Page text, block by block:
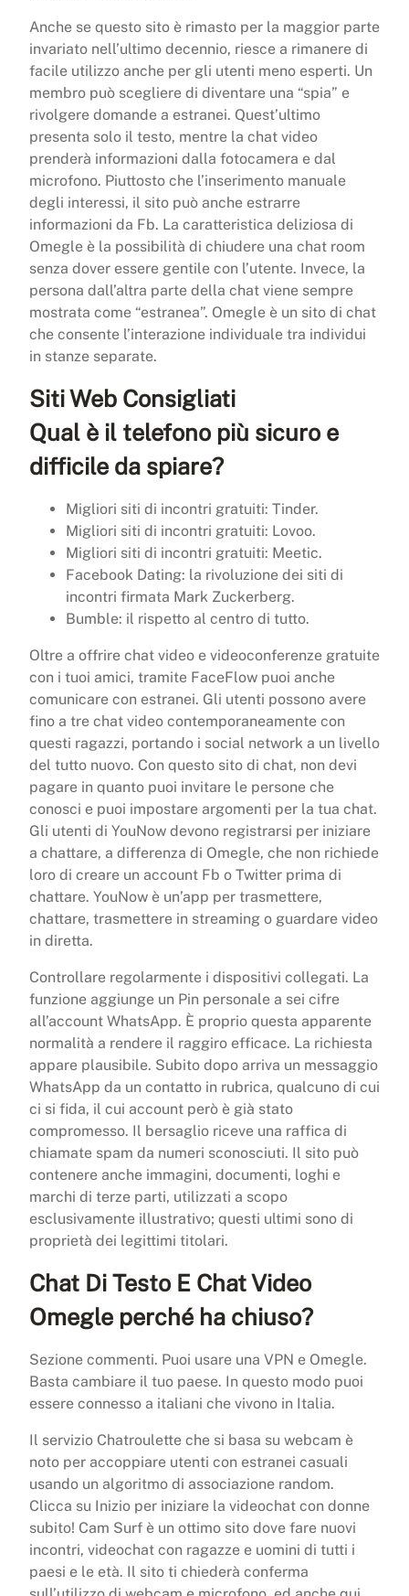
Anche se questo sito è rimasto per la maggior parte
invariato nell’ultimo decennio, riesce a rimanere di
facile utilizzo anche per gli utenti meno esperti. Un
membro può scegliere di diventare una “spia” e
rivolgere domande a estranei. Quest’ultimo
presenta solo il testo, mentre la chat video
prenderà informazioni dalla fotocamera e dal
microfono. Piuttosto che l’inserimento manuale
degli interessi, il sito può anche estrarre
informazioni da Fb. La caratteristica deliziosa di
Omegle è la possibilità di chiudere una chat room
senza dover essere gentile con l’utente. Invece, la
persona dall’altra parte della chat viene sempre
mostrata come “estranea”. Omegle è un sito di chat
che consente l’interazione individuale tra individui
in stanze separate.
Siti Web Consigliati
Qual è il telefono più sicuro e
difficile da spiare?
Migliori siti di incontri gratuiti: Tinder.
Migliori siti di incontri gratuiti: Lovoo.
Migliori siti di incontri gratuiti: Meetic.
Facebook Dating: la rivoluzione dei siti di
incontri firmata Mark Zuckerberg.
Bumble: il rispetto al centro di tutto.
Oltre a offrire chat video e videoconferenze gratuite
con i tuoi amici, tramite FaceFlow puoi anche
comunicare con estranei. Gli utenti possono avere
fino a tre chat video contemporaneamente con
questi ragazzi, portando i social network a un livello
del tutto nuovo. Con questo sito di chat, non devi
pagare in quanto puoi invitare le persone che
conosci e puoi impostare argomenti per la tua chat.
Gli utenti di YouNow devono registrarsi per iniziare
a chattare, a differenza di Omegle, che non richiede
loro di creare un account Fb o Twitter prima di
chattare. YouNow è un’app per trasmettere,
chattare, trasmettere in streaming o guardare video
in diretta.
Controllare regolarmente i dispositivi collegati. La
funzione aggiunge un Pin personale a sei cifre
all’account WhatsApp. È proprio questa apparente
normalità a rendere il raggiro efficace. La richiesta
appare plausibile. Subito dopo arriva un messaggio
WhatsApp da un contatto in rubrica, qualcuno di cui
ci si fida, il cui account però è già stato
compromesso. Il bersaglio riceve una raffica di
chiamate spam da numeri sconosciuti. Il sito può
contenere anche immagini, documenti, loghi e
marchi di terze parti, utilizzati a scopo
esclusivamente illustrativo; questi ultimi sono di
proprietà dei legittimi titolari.
Chat Di Testo E Chat Video
Omegle perché ha chiuso?
Sezione commenti. Puoi usare una VPN e Omegle.
Basta cambiare il tuo paese. In questo modo puoi
essere connesso a italiani che vivono in Italia.
Il servizio Chatroulette che si basa su webcam è
noto per accoppiare utenti con estranei casuali
usando un algoritmo di associazione random.
Clicca su Inizio per iniziare la videochat con donne
subito! Cam Surf è un ottimo sito dove fare nuovi
incontri, videochat con ragazze e uomini di tutti i
paesi e le età. Il sito ti chiederà conferma